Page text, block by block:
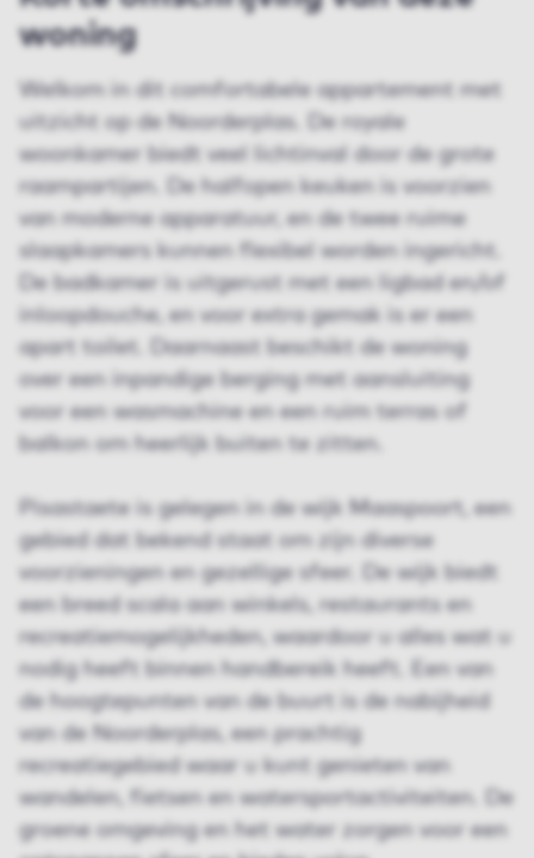
woning
Welkom in dit comfortabele appartement met
uitzicht op de Noorderplas. De royale
woonkamer biedt veel lichtinval door de grote
raampartijen. De halfopen keuken is voorzien
van moderne apparatuur, en de twee ruime
slaapkamers kunnen flexibel worden ingericht.
De badkamer is uitgerust met een ligbad en/of
inloopdouche, en voor extra gemak is er een
apart toilet. Daarnaast beschikt de woning
over een inpandige berging met aansluiting
voor een wasmachine en een ruim terras of
balkon om heerlijk buiten te zitten.
Pisastaete is gelegen in de wijk Maaspoort, een
gebied dat bekend staat om zijn diverse
voorzieningen en gezellige sfeer. De wijk biedt
een breed scala aan winkels, restaurants en
recreatiemogelijkheden, waardoor u alles wat u
nodig heeft binnen handbereik heeft. Een van
de hoogtepunten van de buurt is de nabijheid
van de Noorderplas, een prachtig
recreatiegebied waar u kunt genieten van
wandelen, fietsen en watersportactiviteiten. De
groene omgeving en het water zorgen voor een